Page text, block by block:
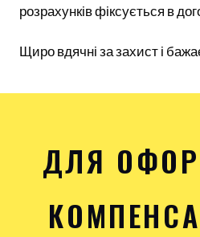
розрахунків фіксується в
Щиро вдячні за захист і
ДЛЯ